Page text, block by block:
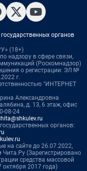
органов
(18+)
надзору в сфере связи,
(Роскомнадзор)
о регистрации: ЭЛ №
г.
"ИНТЕРНЕТ
Александровна
д. 13, 6 этаж, офис
08-24
органов:
на сайте до 26.07.2022,
(Зарегистрировано
средства массовой
2017 года)